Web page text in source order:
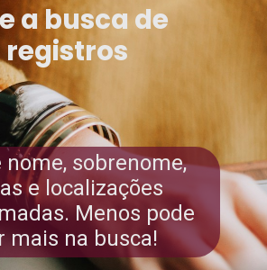
nome, sobrenome,
e localizações
Menos pode
mais na busca!
a busca de
registros